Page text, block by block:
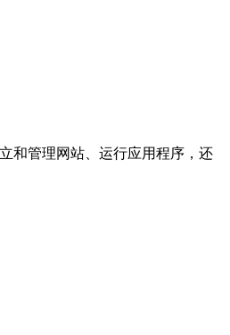
和管理网站、运行应用程序，还